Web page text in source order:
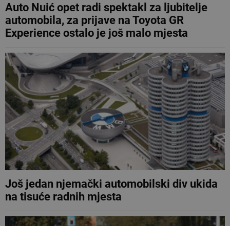
Auto Nuić opet radi spektakl za ljubitelje
automobila, za prijave na Toyota GR
Experience ostalo je još malo mjesta
Još jedan njemački automobilski div ukida
na tisuće radnih mjesta